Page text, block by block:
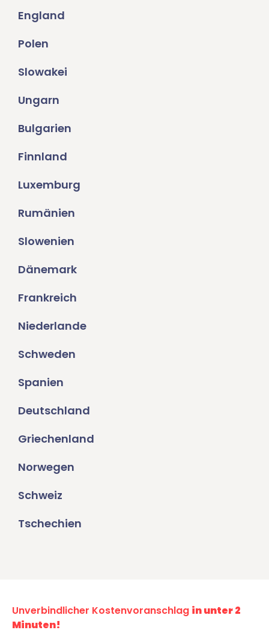
England
Polen
Slowakei
Ungarn
Bulgarien
Finnland
Luxemburg
Rumänien
Slowenien
Dänemark
Frankreich
Niederlande
Schweden
Spanien
Deutschland
Griechenland
Norwegen
Schweiz
Tschechien
Unverbindlicher Kostenvoranschlag in unter 2
Minuten!